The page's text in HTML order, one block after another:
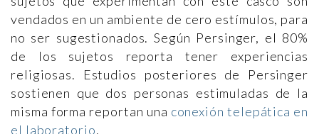
vendados en un ambiente de cero estímulos, para
no ser sugestionados. Según Persinger, el 80%
de los sujetos reporta tener experiencias
religiosas. Estudios posteriores de Persinger
sostienen que dos personas estimuladas de la
misma forma reportan una conexión telepática en
el laboratorio.